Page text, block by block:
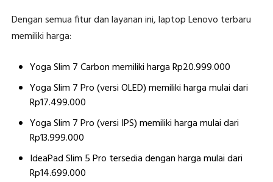
Dengan semua fitur dan layanan ini, laptop Lenovo terbaru
memiliki harga:
Yoga Slim 7 Carbon memiliki harga Rp20.999.000
Yoga Slim 7 Pro (versi OLED) memiliki harga mulai dari
Rp17.499.000
Yoga Slim 7 Pro (versi IPS) memiliki harga mulai dari
Rp13.999.000
IdeaPad Slim 5 Pro tersedia dengan harga mulai dari
Rp14.699.000